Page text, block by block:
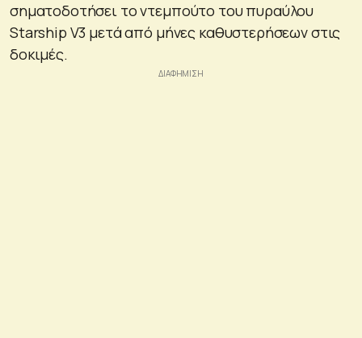
σηματοδοτήσει το ντεμπούτο του πυραύλου
Starship V3 μετά από μήνες καθυστερήσεων στις
δοκιμές.